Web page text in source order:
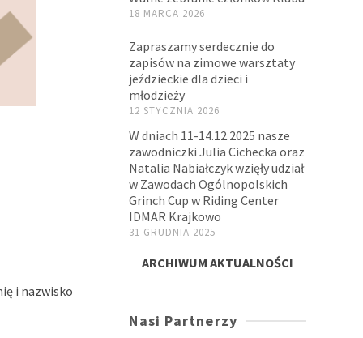
i nazwisko
18 MARCA 2026
Zapraszamy serdecznie do
zapisów na zimowe warsztaty
jeździeckie dla dzieci i
młodzieży
12 STYCZNIA 2026
W dniach 11-14.12.2025 nasze
zawodniczki Julia Cichecka oraz
Natalia Nabiałczyk wzięły udział
w Zawodach Ogólnopolskich
Grinch Cup w Riding Center
IDMAR Krajkowo
31 GRUDNIA 2025
ARCHIWUM AKTUALNOŚCI
Nasi Partnerzy